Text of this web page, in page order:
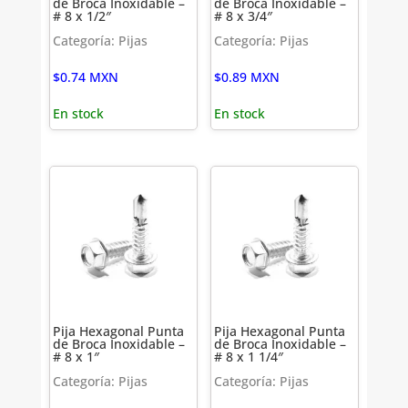
# 8 x 1/2″
Categoría: Pijas
$0.74 MXN
En stock
# 8 x 3/4″
Categoría: Pijas
$0.89 MXN
En stock
Pija Hexagonal Punta
de Broca Inoxidable –
# 8 x 1″
Categoría: Pijas
Pija Hexagonal Punta
de Broca Inoxidable –
# 8 x 1 1/4″
Categoría: Pijas